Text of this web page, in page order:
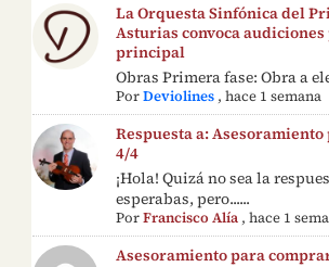
La Orquesta Sinfónica del
Asturias convoca
principal
Obras Primera fase: Obra a
PorDeviolines ,hace 1 semana
Respuesta a:
4/4
¡Hola! Quizá no sea la
esperabas, pero......
PorFrancisco Alía ,hace 1
Asesoramiento para